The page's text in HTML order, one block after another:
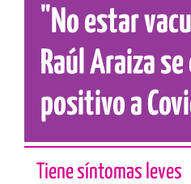
"No estar
Raúl Araiza
positivo a
Tiene síntomas leves